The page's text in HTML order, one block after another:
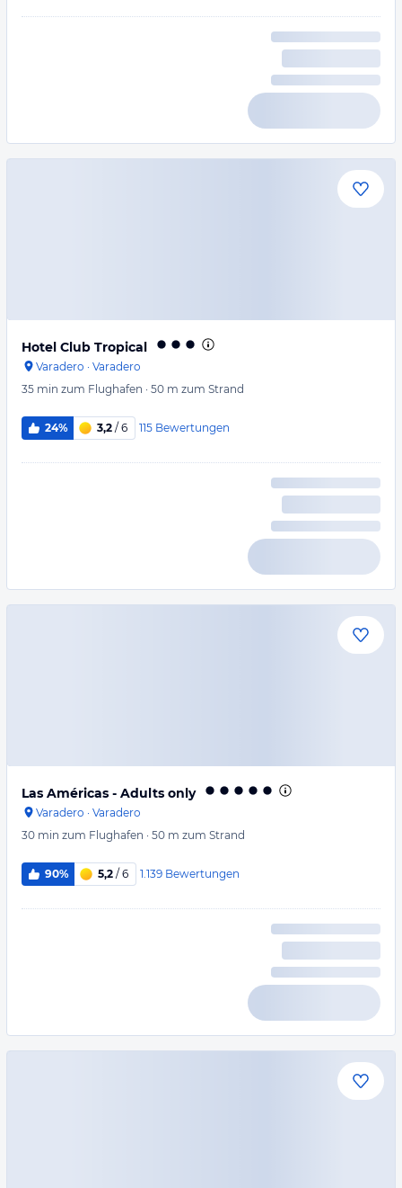
Hotel Club Tropical
Varadero · Varadero
35 min zum Flughafen · 50 m zum Strand
24% 3,2 / 6 115 Bewertungen
Las Américas - Adults only
Varadero · Varadero
30 min zum Flughafen · 50 m zum Strand
90% 5,2 / 6 1.139 Bewertungen